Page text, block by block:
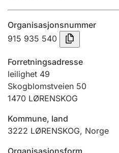
Tinglysing
Jeger
Betaling og jegeravgiftskort
Ektepaktveileder
Organisasjonsnummer
915 935 540
Forretningsadresse
leilighet 49
Skogblomstveien 50
1470 LØRENSKOG
Kommune, land
3222 LØRENSKOG, Norge
Organisasjonsform